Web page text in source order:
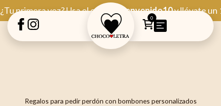
al
contenido
¿Tu primera vez? Usa el código Bienvenido10y llévate un
0
Regalos para pedir perdón con bombones personalizados